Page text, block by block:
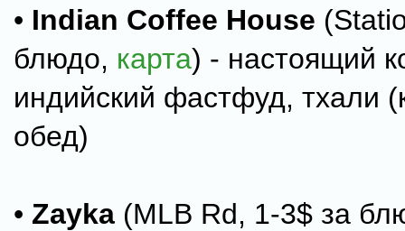
• Indian Coffee House
блюдо, карта) - настоящий
индийский фастфуд, тхали
обед)
• Zayka (MLB Rd, 1-3$ за